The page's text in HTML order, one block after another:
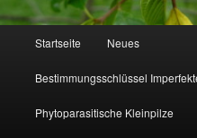
Startseite Neues
Bestimmungsschlüssel
Phytoparasitische Kleinpilze